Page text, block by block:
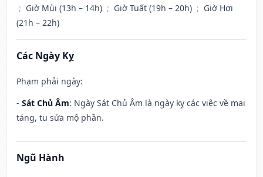
; Giờ Mùi (13h – 14h) ; Giờ Tuất (19h – 20h) ; Giờ Hợi
(21h – 22h)
Các Ngày Kỵ
Phạm phải ngày:
- Sát Chủ Âm: Ngày Sát Chủ Âm là ngày kỵ các việc về mai
táng, tu sửa mộ phần.
Ngũ Hành